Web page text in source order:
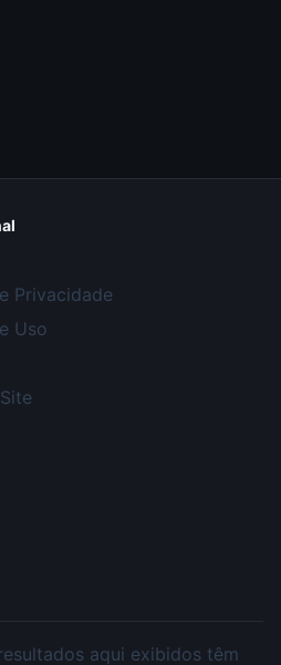
Privacidade
Uso
aqui exibidos têm